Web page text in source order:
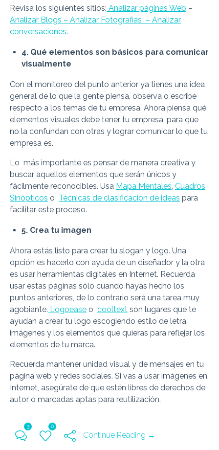
Revisa los siguientes sitios: Analizar páginas Web –
Analizar Blogs – Analizar Fotografias – Analizar
conversaciones.
4. Qué elementos son básicos para comunicar
visualmente
Con el monitoreo del punto anterior ya tienes una idea
general de lo que la gente piensa, observa o escribe
respecto a los temas de tu empresa. Ahora piensa qué
elementos visuales debe tener tu empresa, para que
no la confundan con otras y lograr comunicar lo que tu
empresa es.
Lo más importante es pensar de manera creativa y
buscar aquellos elementos que serán únicos y
fácilmente reconocibles. Usa Mapa Mentales, Cuadros
Sinópticos o Técnicas de clasificación de ideas para
facilitar este proceso.
5. Crea tu imagen
Ahora estás listo para crear tu slogan y logo. Una
opción es hacerlo con ayuda de un diseñador y la otra
es usar herramientas digitales en Internet. Recuerda
usar estas páginas sólo cuando hayas hecho los
puntos anteriores, de lo contrario será una tarea muy
agobiante. Logoease o cooltext son lugares que te
ayudan a crear tu logo escogiendo estilo de letra,
imágenes y los elementos que quieras para reflejar los
elementos de tu marca.
Recuerda mantener unidad visual y de mensajes en tu
página web y redes sociales. Si vas a usar imágenes en
Internet, asegúrate de que estén libres de derechos de
autor o marcadas aptas para reutilización.
3 0
Continue Reading →